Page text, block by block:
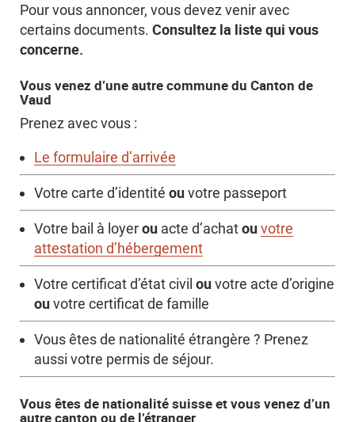
Pour vous annoncer, vous devez venir avec
certains documents.Consultez la liste qui vous
concerne.
Vous venez d’une autre commune du Canton de
Vaud
Prenez avec vous :
Le formulaire d’arrivée
Votre carte d’identitéouvotre passeport
Votre bail à loyerou acte d’achatouvotre
attestation d’hébergement
Votre certificat d’état civilouvotre acte d’origine
ouvotre certificat de famille
Vous êtes de nationalité étrangère ? Prenez
aussi votre permis de séjour.
Vous êtes de nationalité suisse et vous venez d’un
autre canton ou de l’étranger